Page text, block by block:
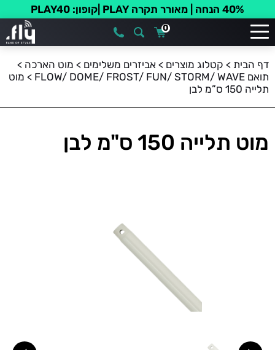
40% הנחה | מאורר תקרה PLAY |קופון: PLAY40
0
דף הבית > קטלוג מוצרים > אביזרים משלימים > מוט הארכה >
תואם FLOW/ DOME/ FROST/ FUN/ STORM/ WAVE
> מוט
תלייה 150 ס”מ לבן
מוט תלייה 150 ס"מ לבן